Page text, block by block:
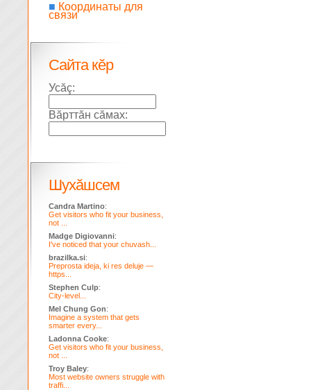
■ Координаты для
связи
Сайта кĕр
Усăç:
Вăрттăн сăмах:
Шухăшсем
Candra Martino:
Get visitors who fit your business,
not ...
Madge Digiovanni:
I've noticed that your chuvash...
brazilka.si:
Preprosta ideja, ki res deluje —
https...
Stephen Culp:
City-level...
Mel Chung Gon:
Imagine a system that gets
smarter every...
Ladonna Cooke:
Get visitors who fit your business,
not ...
Troy Baley:
Most website owners struggle with
traffi...